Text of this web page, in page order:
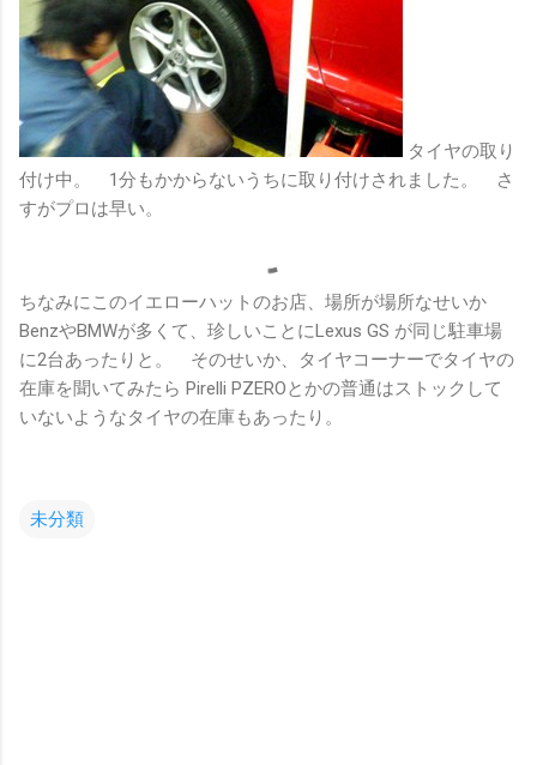
タイヤの取り
付け中。 1分もかからないうちに取り付けされました。 さ
すがプロは早い。
ちなみにこのイエローハットのお店、場所が場所なせいか
BenzやBMWが多くて、珍しいことにLexus GS が同じ駐車場
に2台あったりと。 そのせいか、タイヤコーナーでタイヤの
在庫を聞いてみたら Pirelli PZEROとかの普通はストックして
いないようなタイヤの在庫もあったり。
未分類